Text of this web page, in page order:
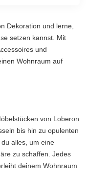
Dekoration und lerne,
setzen kannst. Mit
und
Wohnraum auf
von Loberon
bis hin zu opulenten
alles, um eine
zu schaffen. Jedes
deinem Wohnraum